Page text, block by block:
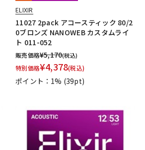
ELIXIR
11027 2pack アコースティック 80/2
0ブロンズ NANOWEB カスタムライ
ト 011-052
販売価格¥5,170(税込)
特別価格¥4,378(税込)
ポイント：1% (39pt)